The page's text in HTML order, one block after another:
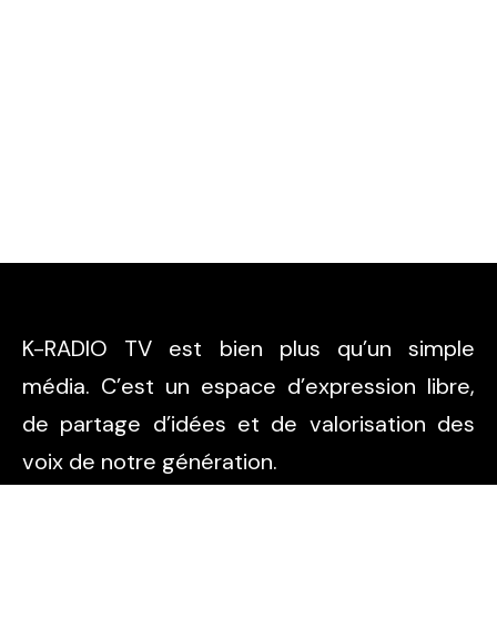
K-RADIO TV est bien plus qu’un simple
média. C’est un espace d’expression libre,
de partage d’idées et de valorisation des
voix de notre génération.